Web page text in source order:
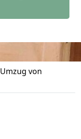
Umzug von